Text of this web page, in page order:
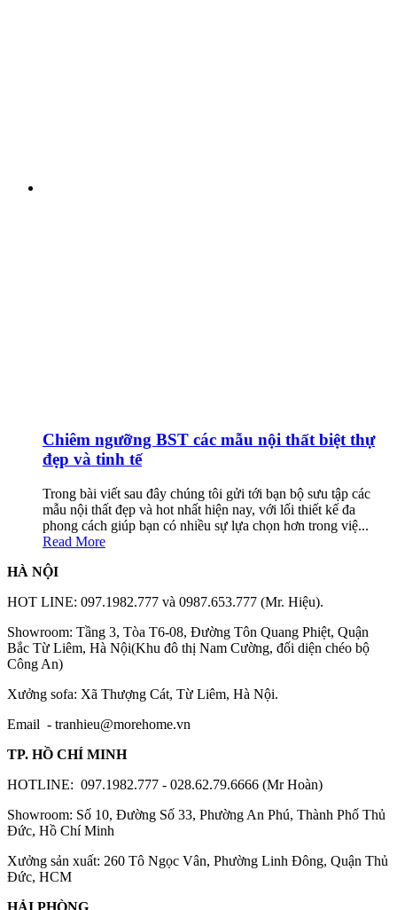
Chiêm ngưỡng BST các mẫu nội thất biệt thự
đẹp và tinh tế
Trong bài viết sau đây chúng tôi gửi tới bạn bộ sưu tập các
mẫu nội thất đẹp và hot nhất hiện nay, với lối thiết kế đa
phong cách giúp bạn có nhiều sự lựa chọn hơn trong việ...
Read More
HÀ NỘI
HOT LINE: 097.1982.777 và 0987.653.777 (Mr. Hiệu).
Showroom: Tầng 3, Tòa T6-08, Đường Tôn Quang Phiệt, Quận
Bắc Từ Liêm, Hà Nội(Khu đô thị Nam Cường, đối diện chéo bộ
Công An)
Xưởng sofa: Xã Thượng Cát, Từ Liêm, Hà Nội.
Email - tranhieu@morehome.vn
TP. HỒ CHÍ MINH
HOTLINE: 097.1982.777 - 028.62.79.6666 (Mr Hoàn)
Showroom: Số 10, Đường Số 33, Phường An Phú, Thành Phố Thủ
Đức, Hồ Chí Minh
Xưởng sản xuất: 260 Tô Ngọc Vân, Phường Linh Đông, Quận Thủ
Đức, HCM
HẢI PHÒNG